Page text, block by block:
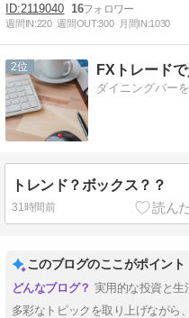
2119040 16
週間IN:220 週間OUT:300 月間IN:1030
2 FXトレード
ダイニングバー
トレンド？ボックス？？
31時間前
このブログのここがポイント
実用的な投資と生
多彩なトピックを取り上げながら